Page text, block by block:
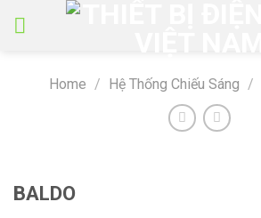
Home / Hệ Thống Chiếu Sáng /
BALDO